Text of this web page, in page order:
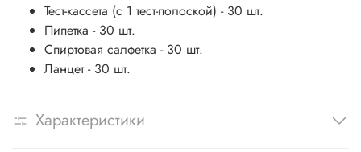
Тест-кассета (с 1 тест-полоской) - 30 шт.
Пипетка - 30 шт.
Спиртовая салфетка - 30 шт.
Ланцет - 30 шт.
Характеристики